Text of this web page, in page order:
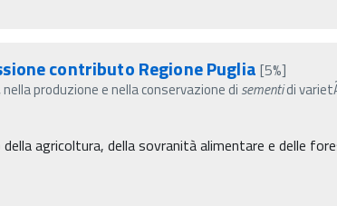
contributo Regione Puglia [5%]
produzione e nella conservazione di sementidi
della agricoltura, della sovranità alimentare e delle